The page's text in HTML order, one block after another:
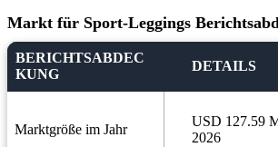
Markt für Sport-Leggings
BERICHTSABDEC
KUNG
DETAILS
Marktgröße im Jahr
USD 127.59
2026